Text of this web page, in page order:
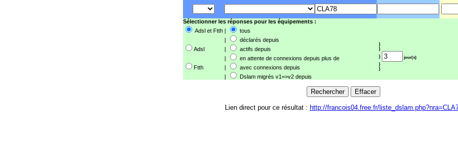
Sélectionner les réponses pour les équipements :
Adsl et Ftth |
tous
|
déclarés depuis
}
}
}
jour(s)
}
}
Adsl |
actifs depuis
|
en attente de connexions depuis plus de
Ftth
|
avec connexions depuis
|
Dslam migrés v1=>v2 depuis
Lien direct pour ce résultat : http://francois04.free.fr/